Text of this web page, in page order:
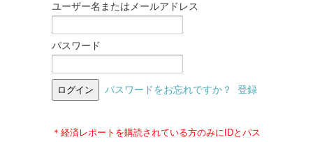
ユーザー名またはメールアドレス
パスワード
パスワードをお忘れですか？ 登録
＊経済レポートを購読されている方のみにIDとパス